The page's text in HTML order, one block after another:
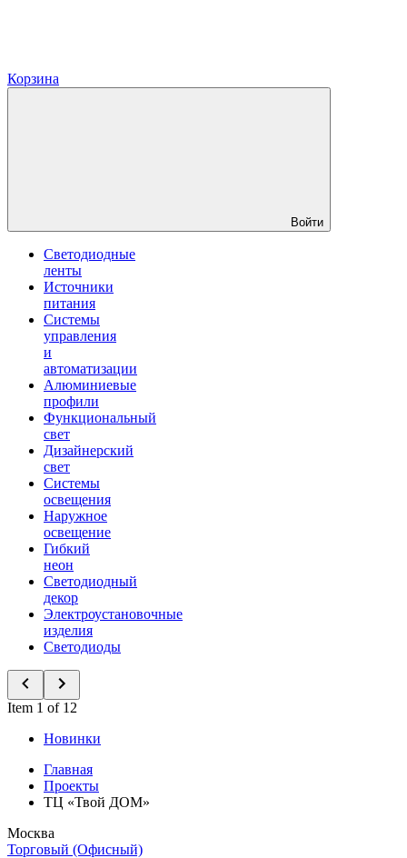
Корзина
Войти
Светодиодные
ленты
Источники
питания
Системы
управления
и
автоматизации
Алюминиевые
профили
Функциональный
свет
Дизайнерский
свет
Системы
освещения
Наружное
освещение
Гибкий
неон
Светодиодный
декор
Электроустановочные
изделия
Светодиоды
Item 1 of 12
Новинки
Главная
Проекты
ТЦ «Твой ДОМ»
Москва
Торговый (Офисный)